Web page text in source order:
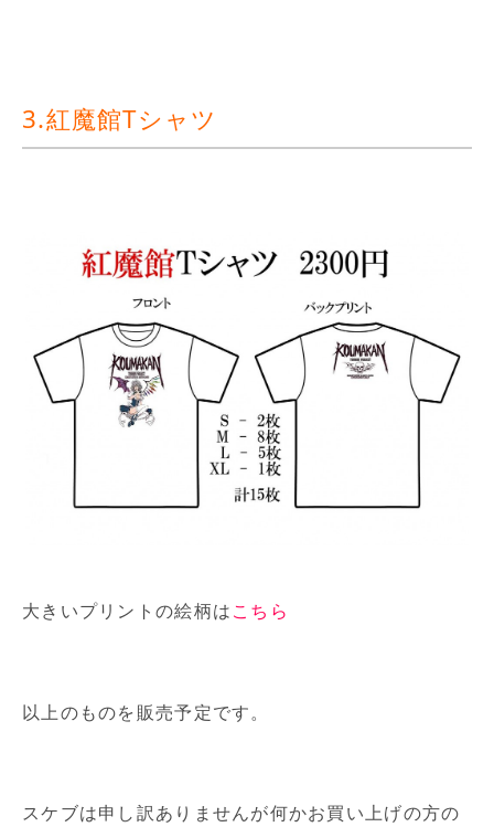
3.紅魔館Tシャツ
大きいプリントの絵柄はこちら
以上のものを販売予定です。
スケブは申し訳ありませんが何かお買い上げの方の